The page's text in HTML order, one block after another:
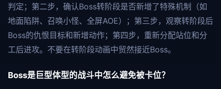
判定；第二步，确认Boss转阶段是否新增了特殊机制（如
地面陷阱、召唤小怪、全屏AOE）；第三步，观察转阶段后
Boss的仇恨目标和新增动作；第四步，重新分配站位和分
工后进攻。不要在转阶段动画中贸然接近Boss。
Boss是巨型体型的战斗中怎么避免被卡位？